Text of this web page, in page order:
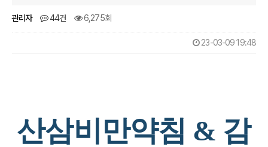
관리자 44건 6,275회
23-03-09 19:48
산삼비만약침 & 감